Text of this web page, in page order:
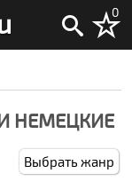
0
НЕМЕЦКИЕ
Выбрать жанр